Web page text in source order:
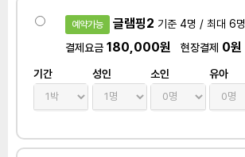
예약가능 글램핑2 기준 4명 / 최대 6명
결제요금 180,000원 현장결제 0원
기간 성인 소인 유아